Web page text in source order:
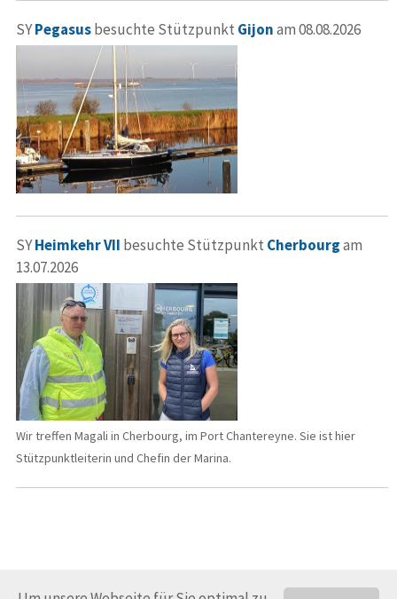
SYPegasusbesuchte Stützpunkt Gijonam 08.08.2026
SYHeimkehr VII besuchte Stützpunkt Cherbourgam
13.07.2026
Wir treffen Magali in Cherbourg, im Port Chantereyne. Sie ist hier
Stützpunktleiterin und Chefin der Marina.